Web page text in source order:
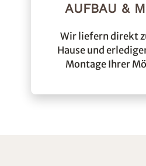
AUFBAU &
Wir liefern direkt
Hause und
Montage Ihrer